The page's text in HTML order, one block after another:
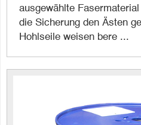
ausgewählte
die Sicherung den Ästen
Hohlseile weisen bere ...